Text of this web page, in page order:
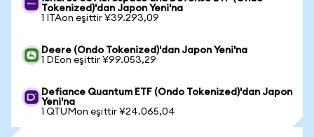
Tokenized)'dan Japon Yeni'na
1 ITAon eşittir ¥39.293,09
Deere (Ondo Tokenized)'dan Japon Yeni'na
1 DEon eşittir ¥99.053,29
Defiance Quantum ETF (Ondo Tokenized)'dan Japon
Yeni'na
1 QTUMon eşittir ¥24.065,04